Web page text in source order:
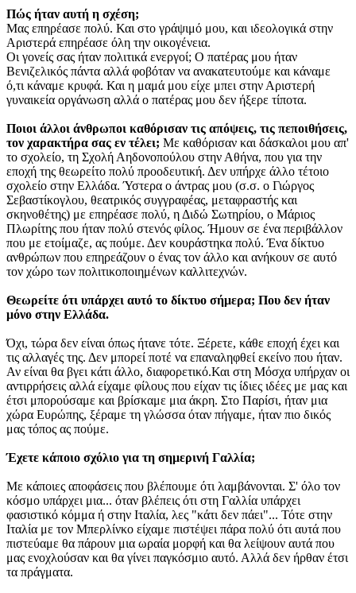
Πώς ήταν αυτή η σχέση;
Μας επηρέασε πολύ. Και στο γράψιμό μου, και ιδεολογικά στην
Αριστερά επηρέασε όλη την οικογένεια.
Οι γονείς σας ήταν πολιτικά ενεργοί; Ο πατέρας μου ήταν
Βενιζελικός πάντα αλλά φοβόταν να ανακατευτούμε και κάναμε
ό,τι κάναμε κρυφά. Και η μαμά μου είχε μπει στην Αριστερή
γυναικεία οργάνωση αλλά ο πατέρας μου δεν ήξερε τίποτα.
Ποιοι άλλοι άνθρωποι καθόρισαν τις απόψεις, τις πεποιθήσεις,
τον χαρακτήρα σας εν τέλει; Με καθόρισαν και δάσκαλοι μου απ'
το σχολείο, τη Σχολή Αηδονοπούλου στην Αθήνα, που για την
εποχή της θεωρείτο πολύ προοδευτική. Δεν υπήρχε άλλο τέτοιο
σχολείο στην Ελλάδα. Ύστερα ο άντρας μου (σ.σ. ο Γιώργος
Σεβαστίκογλου, θεατρικός συγγραφέας, μεταφραστής και
σκηνοθέτης) με επηρέασε πολύ, η Διδώ Σωτηρίου, ο Μάριος
Πλωρίτης που ήταν πολύ στενός φίλος. Ήμουν σε ένα περιβάλλον
που με ετοίμαζε, ας πούμε. Δεν κουράστηκα πολύ. Ένα δίκτυο
ανθρώπων που επηρεάζουν ο ένας τον άλλο και ανήκουν σε αυτό
τον χώρο των πολιτικοποιημένων καλλιτεχνών.
Θεωρείτε ότι υπάρχει αυτό το δίκτυο σήμερα; Που δεν ήταν
μόνο στην Ελλάδα.
Όχι, τώρα δεν είναι όπως ήτανε τότε. Ξέρετε, κάθε εποχή έχει και
τις αλλαγές της. Δεν μπορεί ποτέ να επαναληφθεί εκείνο που ήταν.
Αν είναι θα βγει κάτι άλλο, διαφορετικό.Και στη Μόσχα υπήρχαν οι
αντιρρήσεις αλλά είχαμε φίλους που είχαν τις ίδιες ιδέες με μας και
έτσι μπορούσαμε και βρίσκαμε μια άκρη. Στο Παρίσι, ήταν μια
χώρα Ευρώπης, ξέραμε τη γλώσσα όταν πήγαμε, ήταν πιο δικός
μας τόπος ας πούμε.
Έχετε κάποιο σχόλιο για τη σημερινή Γαλλία;
Με κάποιες αποφάσεις που βλέπουμε ότι λαμβάνονται. Σ' όλο τον
κόσμο υπάρχει μια... όταν βλέπεις ότι στη Γαλλία υπάρχει
φασιστικό κόμμα ή στην Ιταλία, λες "κάτι δεν πάει"... Τότε στην
Ιταλία με τον Μπερλίνκο είχαμε πιστέψει πάρα πολύ ότι αυτά που
πιστεύαμε θα πάρουν μια ωραία μορφή και θα λείψουν αυτά που
μας ενοχλούσαν και θα γίνει παγκόσμιο αυτό. Αλλά δεν ήρθαν έτσι
τα πράγματα.